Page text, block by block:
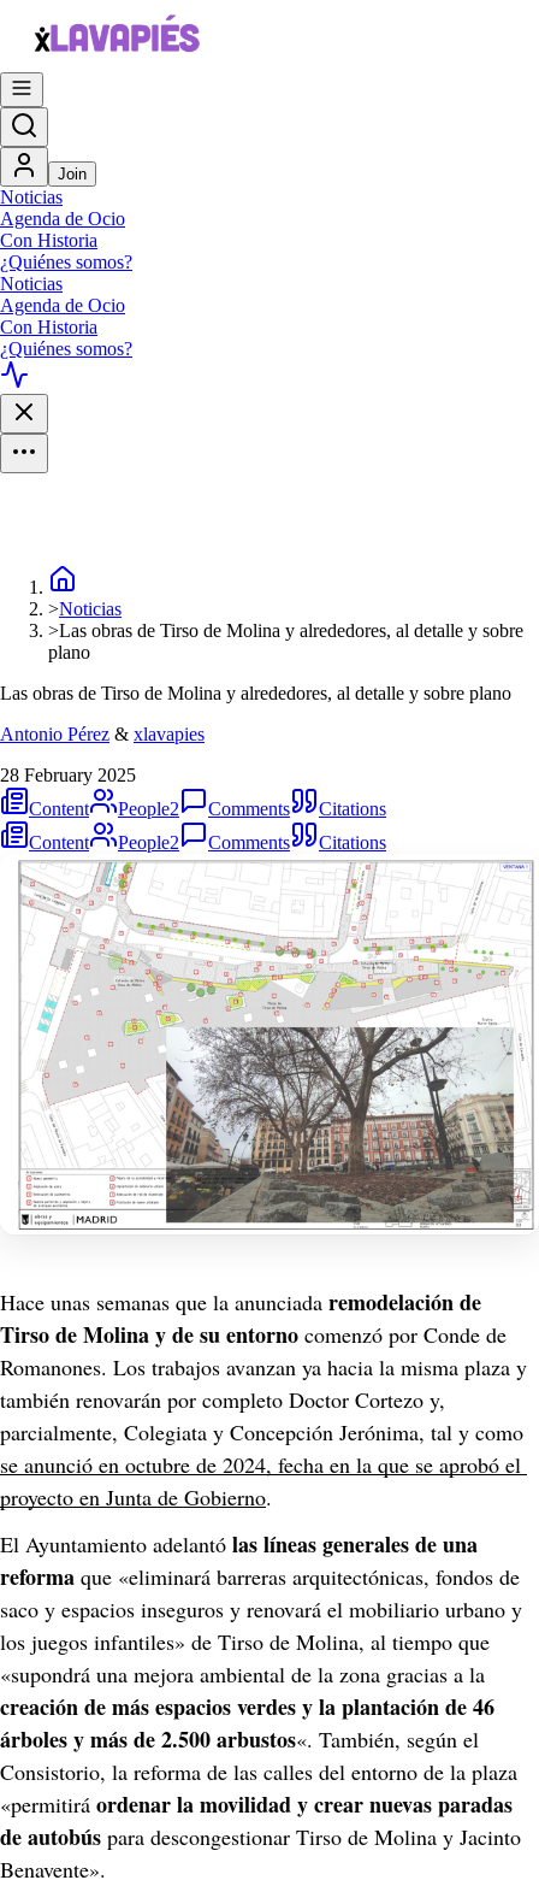
Join
Noticias
Agenda de Ocio
Con Historia
¿Quiénes somos?
Noticias
Agenda de Ocio
Con Historia
¿Quiénes somos?
>Noticias
>Las obras de Tirso de Molina y alrededores, al detalle y sobre
plano
Las obras de Tirso de Molina y alrededores, al detalle y sobre plano
Antonio Pérez & xlavapies
28 February 2025
Content
People2 Comments
Citations
Content
People2 Comments Citations
Hace unas semanas que la anunciada remodelación de
Tirso de Molina y de su entorno comenzó por Conde de
Romanones. Los trabajos avanzan ya hacia la misma plaza y
también renovarán por completo Doctor Cortezo y,
parcialmente, Colegiata y Concepción Jerónima, tal y como
se anunció en octubre de 2024, fecha en la que se aprobó el
proyecto en Junta de Gobierno.
El Ayuntamiento adelantó las líneas generales de una
reforma que «eliminará barreras arquitectónicas, fondos de
saco y espacios inseguros y renovará el mobiliario urbano y
los juegos infantiles» de Tirso de Molina, al tiempo que
«supondrá una mejora ambiental de la zona gracias a la
creación de más espacios verdes y la plantación de 46
árboles y más de 2.500 arbustos«. También, según el
Consistorio, la reforma de las calles del entorno de la plaza
«permitirá ordenar la movilidad y crear nuevas paradas
de autobús para descongestionar Tirso de Molina y Jacinto
Benavente».